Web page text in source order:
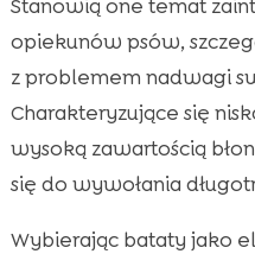
Stanowią one temat
opiekunów psów,
z problemem nadwagi
Charakteryzujące się
wysoką zawartością
się do wywołania
Wybierając bataty jako